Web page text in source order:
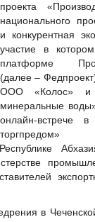
проекта
национального
и конкурентная
участие в
платформе
(далее –
ООО «Колос» и
минеральные
онлайн-встрече
в